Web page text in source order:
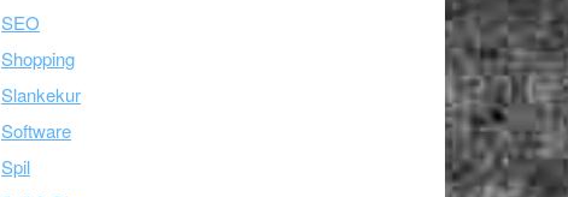
SEO
Shopping
Slankekur
Software
Spil